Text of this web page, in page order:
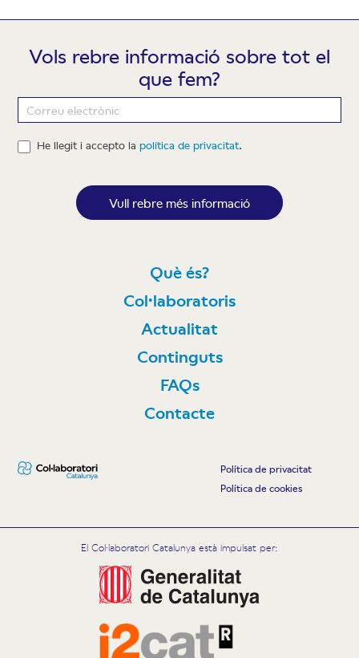
Vols rebre informació sobre tot el
que fem?
Newsletter
He llegit i accepto lapolítica de privacitat.
Vull rebre més informació
Què és?
Col·laboratoris
Actualitat
Continguts
FAQs
Contacte
Política de privacitat
Política de cookies
El Col·laboratori Catalunya està impulsat per: